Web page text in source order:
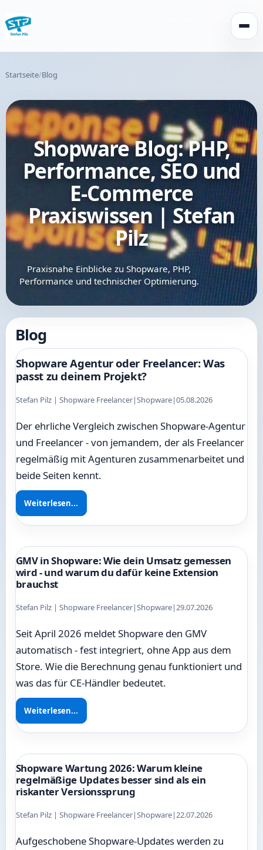
Startseite Blog
Shopware Blog: PHP,
Performance, SEO und
E-Commerce
Praxiswissen | Stefan
Pilz
Praxisnahe Einblicke zu Shopware, PHP,
Performance und technischer Optimierung.
Blog
Shopware Agentur oder Freelancer: Was
passt zu deinem Projekt?
Stefan Pilz | Shopware Freelancer|Shopware|05.08.2026
Der ehrliche Vergleich zwischen Shopware-Agentur
und Freelancer - von jemandem, der als Freelancer
regelmäßig mit Agenturen zusammenarbeitet und
beide Seiten kennt.
Weiterlesen...
GMV in Shopware: Wie dein Umsatz gemessen
wird - und warum du dafür keine Extension
brauchst
Stefan Pilz | Shopware Freelancer|Shopware|29.07.2026
Seit April 2026 meldet Shopware den GMV
automatisch - fest integriert, ohne App aus dem
Store. Wie die Berechnung genau funktioniert und
was das für CE-Händler bedeutet.
Weiterlesen...
Shopware Wartung 2026: Warum kleine
regelmäßige Updates besser sind als ein
riskanter Versionssprung
Stefan Pilz | Shopware Freelancer|Shopware|22.07.2026
Aufgeschobene Shopware-Updates werden zu